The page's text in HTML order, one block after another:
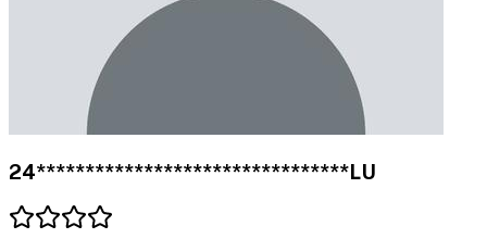
24********************************LU